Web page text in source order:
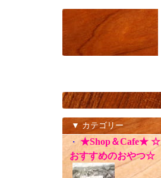
▼ カテゴリー
・ ★Shop＆Cafe★ ☆
おすすめのおやつ☆